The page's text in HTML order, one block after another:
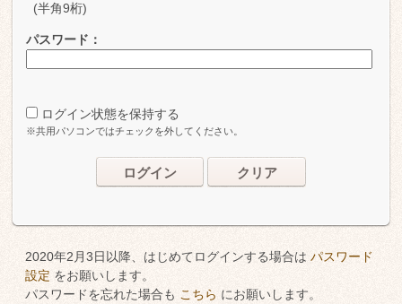
(半角9桁)
パスワード：
ログイン状態を保持する
※共用パソコンではチェックを外してください。
ログイン クリア
2020年2月3日以降、はじめてログインする場合は パスワード
設定 をお願いします。
パスワードを忘れた場合も こちら にお願いします。